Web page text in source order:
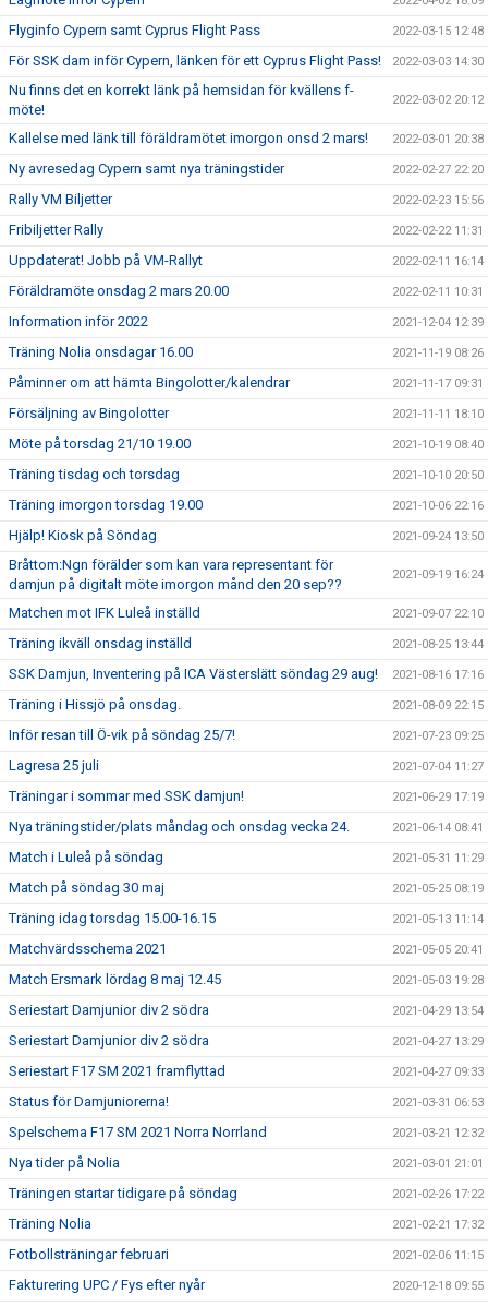
Flyginfo Cypern samt Cyprus Flight Pass 2022-03-15 12:48
För SSK dam inför Cypern, länken för ett Cyprus Flight Pass! 2022-03-03 14:30
Nu finns det en korrekt länk på hemsidan för kvällens f-
möte!
2022-03-02 20:12
Kallelse med länk till föräldramötet imorgon onsd 2 mars! 2022-03-01 20:38
Ny avresedag Cypern samt nya träningstider 2022-02-27 22:20
Rally VM Biljetter 2022-02-23 15:56
Fribiljetter Rally 2022-02-22 11:31
Uppdaterat! Jobb på VM-Rallyt 2022-02-11 16:14
Föräldramöte onsdag 2 mars 20.00 2022-02-11 10:31
Information inför 2022 2021-12-04 12:39
Träning Nolia onsdagar 16.00 2021-11-19 08:26
Påminner om att hämta Bingolotter/kalendrar 2021-11-17 09:31
Försäljning av Bingolotter 2021-11-11 18:10
Möte på torsdag 21/10 19.00 2021-10-19 08:40
Träning tisdag och torsdag 2021-10-10 20:50
Träning imorgon torsdag 19.00 2021-10-06 22:16
Hjälp! Kiosk på Söndag 2021-09-24 13:50
Bråttom:Ngn förälder som kan vara representant för
damjun på digitalt möte imorgon månd den 20 sep??
2021-09-19 16:24
Matchen mot IFK Luleå inställd 2021-09-07 22:10
Träning ikväll onsdag inställd 2021-08-25 13:44
SSK Damjun, Inventering på ICA Västerslätt söndag 29 aug! 2021-08-16 17:16
Träning i Hissjö på onsdag. 2021-08-09 22:15
Inför resan till Ö-vik på söndag 25/7! 2021-07-23 09:25
Lagresa 25 juli 2021-07-04 11:27
Träningar i sommar med SSK damjun! 2021-06-29 17:19
Nya träningstider/plats måndag och onsdag vecka 24. 2021-06-14 08:41
Match i Luleå på söndag 2021-05-31 11:29
Match på söndag 30 maj 2021-05-25 08:19
Träning idag torsdag 15.00-16.15 2021-05-13 11:14
Matchvärdsschema 2021 2021-05-05 20:41
Match Ersmark lördag 8 maj 12.45 2021-05-03 19:28
Seriestart Damjunior div 2 södra 2021-04-29 13:54
Seriestart Damjunior div 2 södra 2021-04-27 13:29
Seriestart F17 SM 2021 framflyttad 2021-04-27 09:33
Status för Damjuniorerna! 2021-03-31 06:53
Spelschema F17 SM 2021 Norra Norrland 2021-03-21 12:32
Nya tider på Nolia 2021-03-01 21:01
Träningen startar tidigare på söndag 2021-02-26 17:22
Träning Nolia 2021-02-21 17:32
Fotbollsträningar februari 2021-02-06 11:15
Fakturering UPC / Fys efter nyår 2020-12-18 09:55